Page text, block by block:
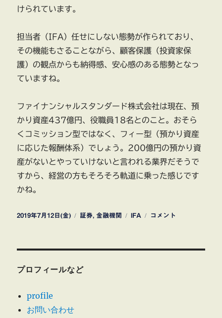
けられています。
担当者（IFA）任せにしない態勢が作られており、
その機能もさることながら、顧客保護（投資家保
護）の観点からも納得感、安心感のある態勢となっ
ていますね。
ファイナンシャルスタンダード株式会社は現在、預
かり資産437億円、役職員18名とのこと。おそら
くコミッション型ではなく、フィー型（預かり資産
に応じた報酬体系）でしょう。200億円の預かり資
産がないとやっていけないと言われる業界だそうで
すから、経営の方もそろそろ軌道に乗った感じです
かね。
投
2019年7月12日(金)
カ
証券,金融機関
タIFA
IFA
コメント
プロフィールなど
profile
お問い合わせ